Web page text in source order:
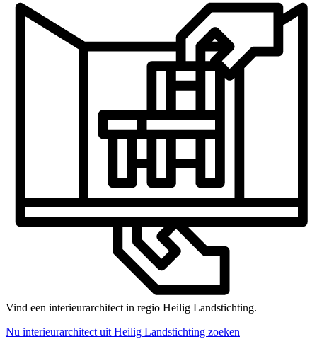
Vind een interieurarchitect in regio Heilig Landstichting.
Nu interieurarchitect uit Heilig Landstichting zoeken